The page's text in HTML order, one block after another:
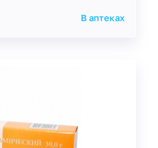
В аптеках